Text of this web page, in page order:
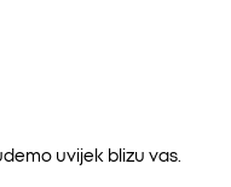
uvijek blizu vas.